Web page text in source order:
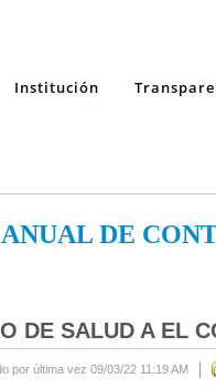
Institución
DE
DE SALUD A EL
por última vez 09/03/22 11:19 AM